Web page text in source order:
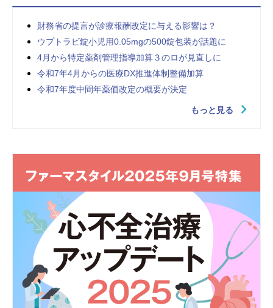
財務省の提言が診療報酬改定に与える影響は？
ウプトラビ錠小児用0.05mgの500錠包装が話題に
4月から特定薬剤管理指導加算３のロが見直しに
令和7年4月からの医療DX推進体制整備加算
令和7年度中間年薬価改定の概要が決定
もっと見る